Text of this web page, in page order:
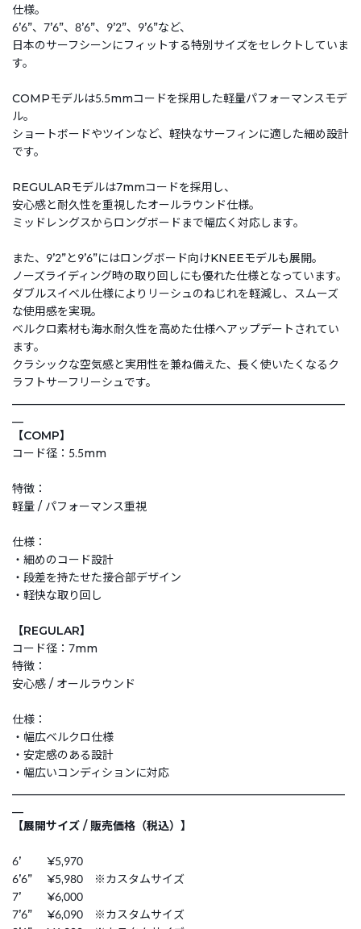
仕様。
6ʼ6”、7ʼ6”、8ʼ6”、9ʼ2”、9ʼ6”など、
日本のサーフシーンにフィットする特別サイズをセレクトしていま
す。
COMPモデルは5.5mmコードを採用した軽量パフォーマンスモデ
ル。
ショートボードやツインなど、軽快なサーフィンに適した細め設計
です。
REGULARモデルは7mmコードを採用し、
安心感と耐久性を重視したオールラウンド仕様。
ミッドレングスからロングボードまで幅広く対応します。
また、9ʼ2”と9ʼ6”にはロングボード向けKNEEモデルも展開。
ノーズライディング時の取り回しにも優れた仕様となっています。
ダブルスイベル仕様によりリーシュのねじれを軽減し、スムーズ
な使用感を実現。
ベルクロ素材も海水耐久性を高めた仕様へアップデートされてい
ます。
クラシックな空気感と実用性を兼ね備えた、長く使いたくなるク
ラフトサーフリーシュです。
【COMP】
コード径：5.5mm
特徴：
軽量 / パフォーマンス重視
仕様：
・細めのコード設計
・段差を持たせた接合部デザイン
・軽快な取り回し
【REGULAR】
コード径：7mm
特徴：
安心感 / オールラウンド
仕様：
・幅広ベルクロ仕様
・安定感のある設計
・幅広いコンディションに対応
【展開サイズ / 販売価格（税込）】
6ʼ ¥5,970
6ʼ6” ¥5,980 ※カスタムサイズ
7ʼ ¥6,000
7ʼ6” ¥6,090 ※カスタムサイズ